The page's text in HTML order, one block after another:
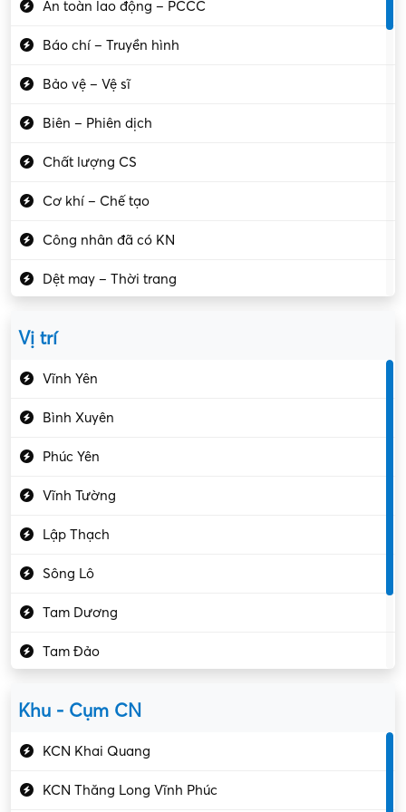
An toàn lao động – PCCC
Báo chí – Truyền hình
Bảo vệ – Vệ sĩ
Biên – Phiên dịch
Chất lượng CS
Cơ khí – Chế tạo
Công nhân đã có KN
Dệt may – Thời trang
Kiểm soát chất lượng
Kỹ sư cơ khí
Kỹ sư điện
Kỹ thuật cao
Vị trí
Vĩnh Yên
Bình Xuyên
Phúc Yên
Vĩnh Tường
Lập Thạch
Sông Lô
Tam Dương
Tam Đảo
Khu - Cụm CN
KCN Khai Quang
KCN Thăng Long Vĩnh Phúc